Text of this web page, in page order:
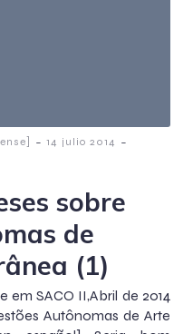
- 14 julio 2014 -
sobre
de
(1)
SACO II,Abril de 2014
Autônomas de Arte